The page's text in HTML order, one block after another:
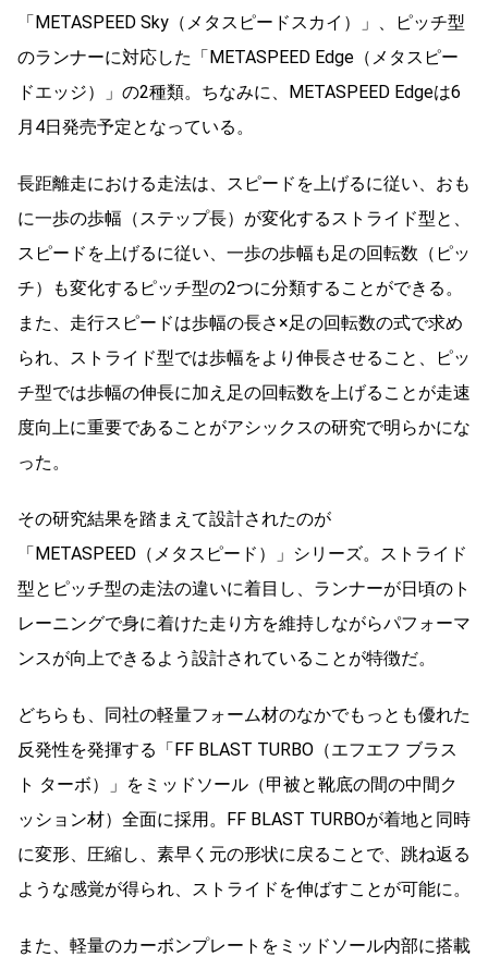
「METASPEED Sky（メタスピードスカイ）」、ピッチ型
のランナーに対応した「METASPEED Edge（メタスピー
ドエッジ）」の2種類。ちなみに、METASPEED Edgeは6
月4日発売予定となっている。
長距離走における走法は、スピードを上げるに従い、おも
に一歩の歩幅（ステップ長）が変化するストライド型と、
スピードを上げるに従い、一歩の歩幅も足の回転数（ピッ
チ）も変化するピッチ型の2つに分類することができる。
また、走行スピードは歩幅の長さ×足の回転数の式で求め
られ、ストライド型では歩幅をより伸長させること、ピッ
チ型では歩幅の伸長に加え足の回転数を上げることが走速
度向上に重要であることがアシックスの研究で明らかにな
った。
その研究結果を踏まえて設計されたのが
「METASPEED（メタスピード）」シリーズ。ストライド
型とピッチ型の走法の違いに着目し、ランナーが日頃のト
レーニングで身に着けた走り方を維持しながらパフォーマ
ンスが向上できるよう設計されていることが特徴だ。
どちらも、同社の軽量フォーム材のなかでもっとも優れた
反発性を発揮する「FF BLAST TURBO（エフエフ ブラス
ト ターボ）」をミッドソール（甲被と靴底の間の中間ク
ッション材）全面に採用。FF BLAST TURBOが着地と同時
に変形、圧縮し、素早く元の形状に戻ることで、跳ね返る
ような感覚が得られ、ストライドを伸ばすことが可能に。
また、軽量のカーボンプレートをミッドソール内部に搭載